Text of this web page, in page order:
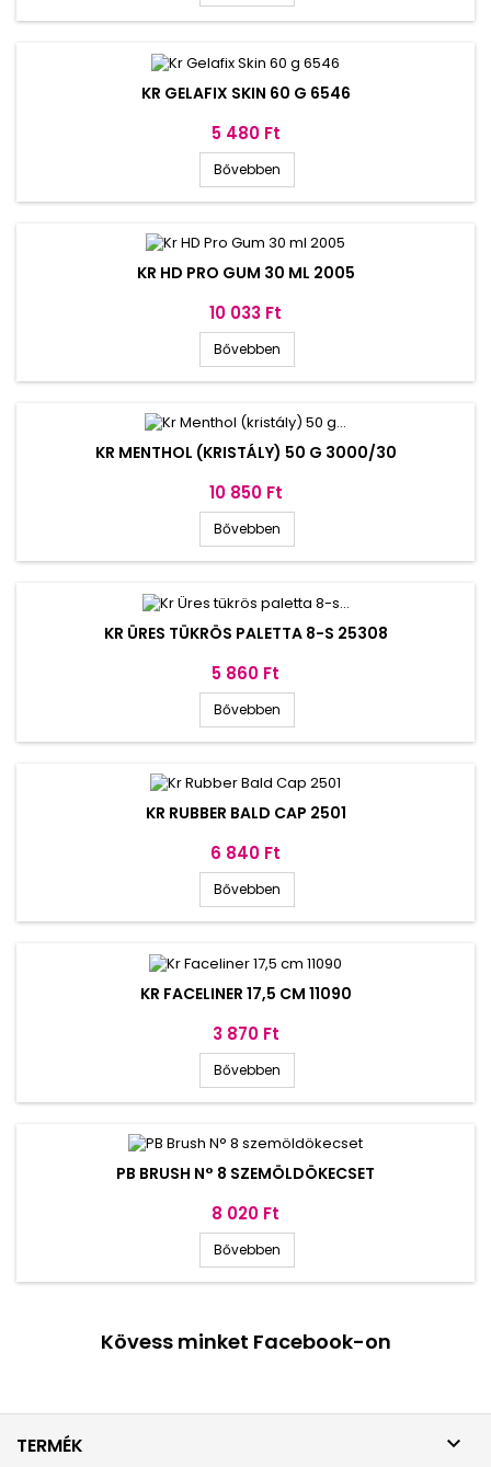
KR GELAFIX SKIN 60 G 6546
Ár
5 480 Ft
Bővebben
KR HD PRO GUM 30 ML 2005
Ár
10 033 Ft
Bővebben
KR MENTHOL (KRISTÁLY) 50 G 3000/30
Ár
10 850 Ft
Bővebben
KR ÜRES TÜKRÖS PALETTA 8-S 25308
Ár
5 860 Ft
Bővebben
KR RUBBER BALD CAP 2501
Ár
6 840 Ft
Bővebben
KR FACELINER 17,5 CM 11090
Ár
3 870 Ft
Bővebben
PB BRUSH N° 8 SZEMÖLDÖKECSET
Ár
8 020 Ft
Bővebben
Kövess minket Facebook-on
TERMÉK 